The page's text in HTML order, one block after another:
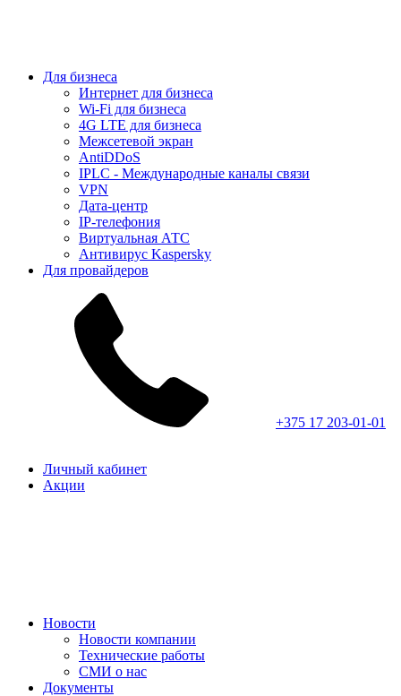
Для бизнеса
Интернет для бизнеса
Wi-Fi для бизнеса
4G LTE для бизнеса
Межсетевой экран
AntiDDoS
IPLC - Международные каналы связи
VPN
Дата-центр
IP-телефония
Виртуальная АТС
Антивирус Kaspersky
Для провайдеров
+375 17 203-01-01
Личный кабинет
Акции
Новости
Новости компании
Технические работы
СМИ о нас
Документы